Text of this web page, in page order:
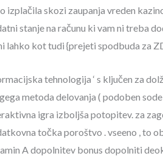
izplačila skozi zaupanja vreden
stanje na računu ki vam ni treba
lahko kot tudi {prejeti spodbuda za
tehnologija ‘ s ključen za
metoda delovanja ( podoben
igra izboljša potopitev. za
točka poroštvo . vseeno , to
A dopolnitev bonus dopolniti